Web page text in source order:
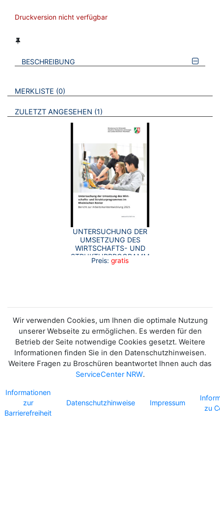
Druckversion nicht verfügbar
BESCHREIBUNG
VERWEISE AUF VERMERKTE- ODER ZULETZT ANGESEHENE
MERKLISTE 0 BROSCHÜREN
ZULETZT ANGESEHEN 1 BROSCHÜREN
UNTERSUCHUNG DER
UMSETZUNG DES
WIRTSCHAFTS- UND
STRUKTURPROGRAMMES
IM RHEINISCHEN
Preis: gratis
Wir verwenden Cookies, um Ihnen die optimale Nutzung
unserer Webseite zu ermöglichen. Es werden für den
Betrieb der Seite notwendige Cookies gesetzt. Weitere
Informationen finden Sie in den Datenschutzhinweisen.
Weitere Fragen zu Broschüren beantwortet Ihnen auch das
ServiceCenter NRW.
Informationen
zur
Barrierefreiheit
Datenschutzhinweise Impressum
zu